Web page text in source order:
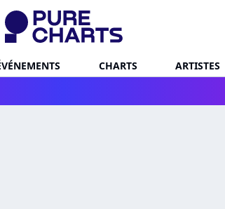
CHARTS ARTISTES